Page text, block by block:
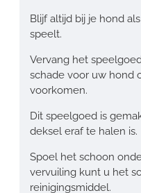
Blijf altijd bij je hond
speelt.
Vervang het
schade voor uw hond
voorkomen.
Dit speelgoed is
deksel eraf te halen is.
Spoel het schoon
vervuiling kunt u het
reinigingsmiddel.